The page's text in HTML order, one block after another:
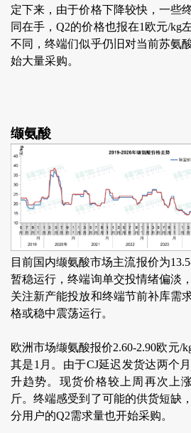
定下来，由于价格下降较快，一些
同在手，Q2的价格也报在1欧元/kg
不同，终端们似乎仍旧对当前苏氨
始大量采购。
缬氨酸
目前国内缬氨酸市场主流报价为
暂稳运行，终端询单交投情绪偏淡
关注新产能投放和终端节前补库需
格或稳中震荡运行。
欧洲市场缬氨酸报价2.60-2.90欧元/
其是1月。由于CJ延迟发货达两个
升趋势。现货价格较上周再次上
斤。终端感受到了可能的供货短缺
分用户的Q2需求量也开始采购。